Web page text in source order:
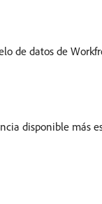
de datos de
disponible más